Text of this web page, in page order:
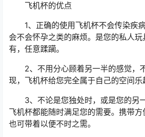
飞机杯的优点
1、正确的使用飞机杯不会传染疾
会不会怀孕之类的麻烦。是您的私人
有，任意蹂躏。
2、不用分心顾着另一半的感觉，
现，飞机杯给您完全属于自己的空间乐
3、不论是您独处时，或是您的另一
飞机杯都能随时满足您的需要。携带
也可带着以便不时之需。